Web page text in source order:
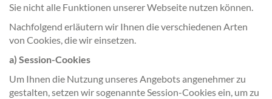
Sie nicht alle Funktionen unserer Webseite nutzen können.
Nachfolgend erläutern wir Ihnen die verschiedenen Arten
von Cookies, die wir einsetzen.
a) Session-Cookies
Um Ihnen die Nutzung unseres Angebots angenehmer zu
gestalten, setzen wir sogenannte Session-Cookies ein, um zu